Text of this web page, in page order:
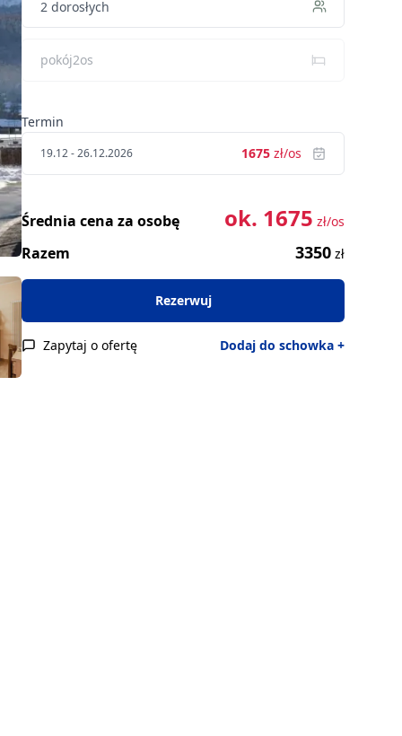
pokój2os
Termin
19.12 - 26.12.2026 1675 zł/os
Średnia cena za osobę ok. 1675 zł/os
Razem 3350 zł
Rezerwuj
Zapytaj o ofertę Dodaj do schowka +